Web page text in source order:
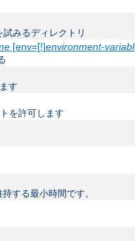
みるディレクトリ
[env=[!]environment-
す
を許可します
する最小時間です。